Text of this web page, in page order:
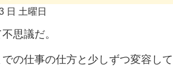
日 土曜日
思議だ。
の仕事の仕方と少しずつ変容し